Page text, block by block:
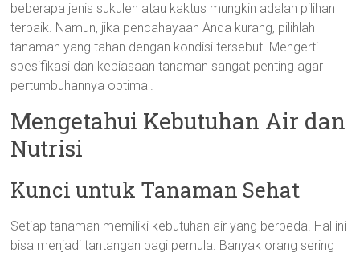
beberapa jenis sukulen atau kaktus mungkin adalah pilihan
terbaik. Namun, jika pencahayaan Anda kurang, pilihlah
tanaman yang tahan dengan kondisi tersebut. Mengerti
spesifikasi dan kebiasaan tanaman sangat penting agar
pertumbuhannya optimal.
Mengetahui Kebutuhan Air dan
Nutrisi
Kunci untuk Tanaman Sehat
Setiap tanaman memiliki kebutuhan air yang berbeda. Hal ini
bisa menjadi tantangan bagi pemula. Banyak orang sering